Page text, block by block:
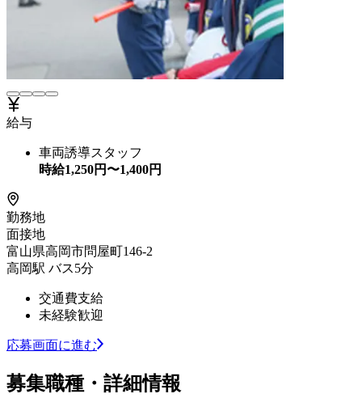
給与
車両誘導スタッフ
時給1,250円〜1,400円
勤務地
面接地
富山県高岡市問屋町146-2
高岡駅 バス5分
交通費支給
未経験歓迎
応募画面に進む
募集職種・詳細情報